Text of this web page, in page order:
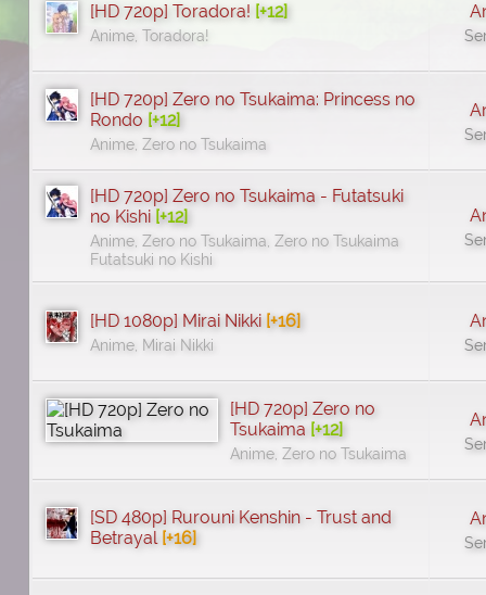
[HD 720p] Toradora! [+12]
Anime, Toradora!
[HD 720p] Zero no Tsukaima: Princess no
Rondo [+12]
Anime, Zero no Tsukaima
[HD 720p] Zero no Tsukaima - Futatsuki
no Kishi [+12]
Anime, Zero no Tsukaima, Zero no Tsukaima
Futatsuki no Kishi
[HD 1080p] Mirai Nikki [+16]
Anime, Mirai Nikki
[HD 720p] Zero no
Tsukaima [+12]
Anime, Zero no Tsukaima
[SD 480p] Rurouni Kenshin - Trust and
Betrayal [+16]